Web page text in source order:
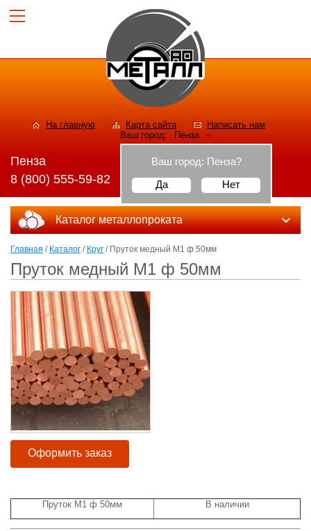
На главную Карта сайта
Написать нам
Ваш город:
Пенза
Ваш город: Пенза?
Да
Нет
Пенза
8 (800) 555-59-82
Каталог металлопроката
Главная / Каталог / Круг / Пруток медный М1 ф 50мм
Пруток медный М1 ф 50мм
Оформить заказ
Пруток М1 ф 50мм В наличии